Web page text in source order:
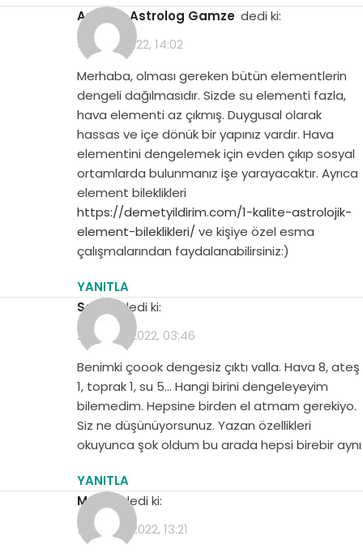
Asistan Astrolog Gamze dedi ki:
4 Ocak 2022, 14:02
Merhaba, olması gereken bütün elementlerin
dengeli dağılmasıdır. Sizde su elementi fazla,
hava elementi az çıkmış. Duygusal olarak
hassas ve içe dönük bir yapınız vardır. Hava
elementini dengelemek için evden çıkıp sosyal
ortamlarda bulunmanız işe yarayacaktır. Ayrıca
element bileklikleri
https://demetyildirim.com/1-kalite-astrolojik-
element-bileklikleri/ ve kişiye özel esma
çalışmalarından faydalanabilirsiniz:)
YANITLA
Sema
dedi ki:
29 Mayıs 2022, 03:46
Benimki çoook dengesiz çıktı valla. Hava 8, ateş
1, toprak 1, su 5… Hangi birini dengeleyeyim
bilemedim. Hepsine birden el atmam gerekiyo.
Siz ne düşünüyorsunuz. Yazan özellikleri
okuyunca şok oldum bu arada hepsi birebir aynı
YANITLA
Merve
dedi ki:
19 Şubat 2022, 13:21